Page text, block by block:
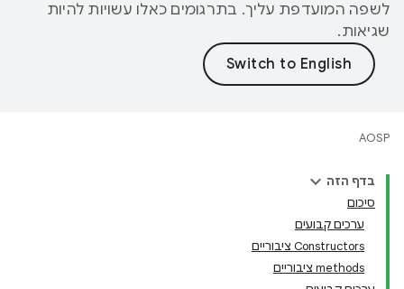
לשפה המועדפת עליך. בתרגומים כאלו עשויות להיות
שגיאות.
AOSP
בדף הזה
סיכום
ערכים קבועים
Constructors ציבוריים
‫methods ציבוריים